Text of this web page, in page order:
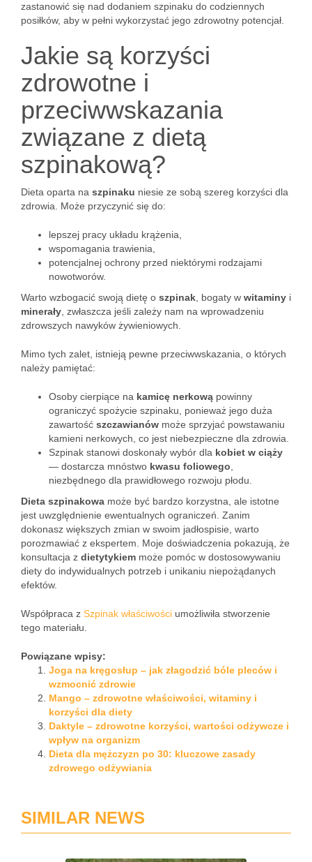
zastanowić się nad dodaniem szpinaku do codziennych
posiłków, aby w pełni wykorzystać jego zdrowotny potencjał.
Jakie są korzyści
zdrowotne i
przeciwwskazania
związane z dietą
szpinakową?
Dieta oparta na szpinaku niesie ze sobą szereg korzyści dla
zdrowia. Może przyczynić się do:
lepszej pracy układu krążenia,
wspomagania trawienia,
potencjalnej ochrony przed niektórymi rodzajami
nowotworów.
Warto wzbogacić swoją dietę o szpinak , bogaty w witaminy i
minerały , zwłaszcza jeśli zależy nam na wprowadzeniu
zdrowszych nawyków żywieniowych.
Mimo tych zalet, istnieją pewne przeciwwskazania, o których
należy pamiętać:
Osoby cierpiące na kamicę nerkową powinny
ograniczyć spożycie szpinaku, ponieważ jego duża
zawartość szczawianów może sprzyjać powstawaniu
kamieni nerkowych, co jest niebezpieczne dla zdrowia.
Szpinak stanowi doskonały wybór dla kobiet w ciąży
— dostarcza mnóstwo kwasu foliowego
niezbędnego dla prawidłowego rozwoju płodu.
Dieta szpinakowa może być bardzo korzystna, ale istotne
jest uwzględnienie ewentualnych ograniczeń. Zanim
dokonasz większych zmian w swoim jadłospisie, warto
porozmawiać z ekspertem. Moje doświadczenia pokazują, że
konsultacja z dietytykiem może pomóc w dostosowywaniu
diety do indywidualnych potrzeb i unikaniu niepożądanych
efektów.
Współpraca z Szpinak właściwości umożliwiła stworzenie
tego materiału.
Powiązane wpisy:
Joga na kręgosłup – jak złagodzić bóle pleców i
wzmocnić zdrowie
Mango – zdrowotne właściwości, witaminy i
korzyści dla diety
Daktyle – zdrowotne korzyści, wartości odżywcze i
wpływ na organizm
Dieta dla mężczyzn po 30: kluczowe zasady
zdrowego odżywiania
SIMILAR NEWS